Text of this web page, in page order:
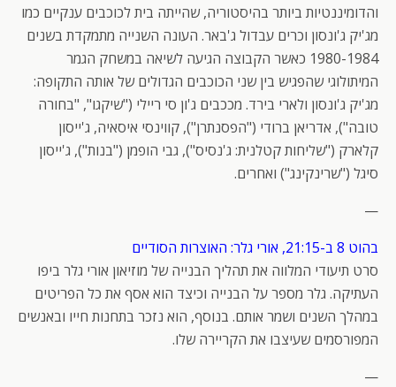
והדומיננטיות ביותר בהיסטוריה, שהייתה בית לכוכבים ענקיים כמו
מג'יק ג'ונסון וכרים עבדול ג'באר. העונה השנייה מתמקדת בשנים
1980-1984 כאשר הקבוצה הגיעה לשיאה במשחק הגמר
המיתולוגי שהפגיש בין שני הכוכבים הגדולים של אותה התקופה:
מג'יק ג'ונסון ולארי בירד. מככבים ג'ון סי ריילי ("שיקגו", "בחורה
טובה"), אדריאן ברודי ("הפסנתרן"), קווינסי איסאיה, ג'ייסון
קלארק ("שליחות קטלנית: ג'נסיס"), גבי הופמן ("בנות"), ג'ייסון
סיגל ("שרינקינג") ואחרים.
—
בהוט 8 ב-21:15, אורי גלר: האוצרות הסודיים
סרט תיעודי המלווה את תהליך הבנייה של מוזיאון אורי גלר ביפו
העתיקה. גלר מספר על הבנייה וכיצד הוא אסף את כל הפריטים
במהלך השנים ושמר אותם. בנוסף, הוא נזכר בתחנות חייו ובאנשים
המפורסמים שעיצבו את הקריירה שלו.
—